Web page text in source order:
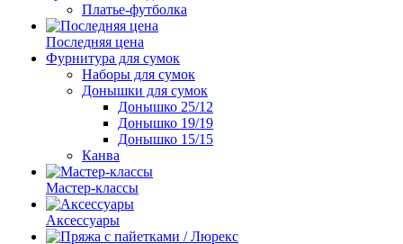
Платье-футболка
Последняя цена
Фурнитура для сумок
Наборы для сумок
Донышки для сумок
Донышко 25/12
Донышко 19/19
Донышко 15/15
Канва
Мастер-классы
Аксессуары